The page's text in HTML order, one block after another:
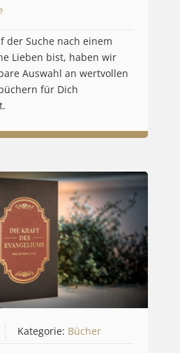
der Suche nach einem
Lieben bist, haben wir
Auswahl an wertvollen
für Dich
Kategorie: Bücher